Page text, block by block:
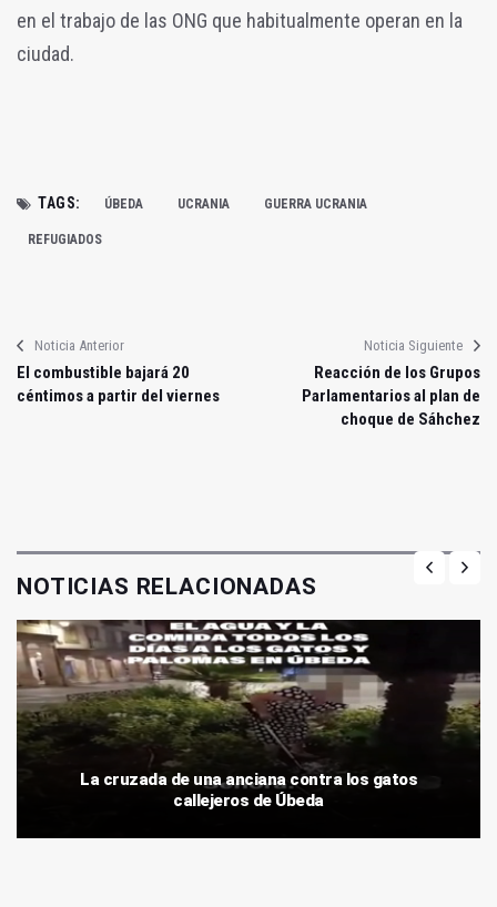
en el trabajo de las ONG que habitualmente operan en la
ciudad.
TAGS: ÚBEDA UCRANIA GUERRA UCRANIA
REFUGIADOS
Noticia Anterior
El combustible bajará 20
céntimos a partir del viernes
Noticia Siguiente
Reacción de los Grupos
Parlamentarios al plan de
choque de Sáhchez
NOTICIAS RELACIONADAS
La cruzada de una anciana contra los gatos
callejeros de Úbeda